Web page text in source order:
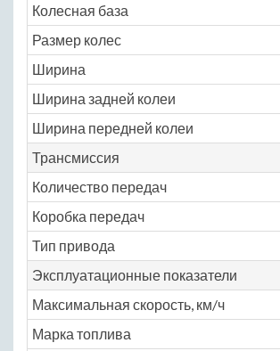
Колесная база
Размер колес
Ширина
Ширина задней колеи
Ширина передней колеи
Трансмиссия
Количество передач
Коробка передач
Тип привода
Эксплуатационные показатели
Максимальная скорость, км/ч
Марка топлива